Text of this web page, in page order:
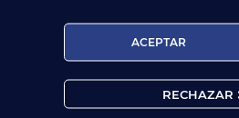

ACEPTAR
RECHAZAR